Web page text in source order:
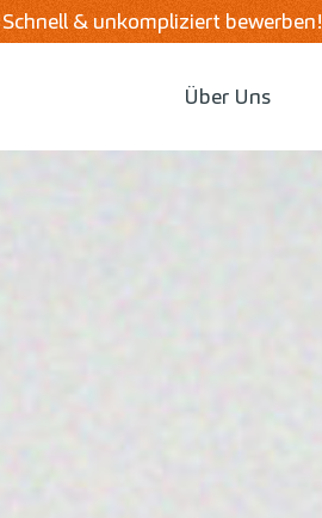
Schnell & unkompliziert bewerben!
Über Uns